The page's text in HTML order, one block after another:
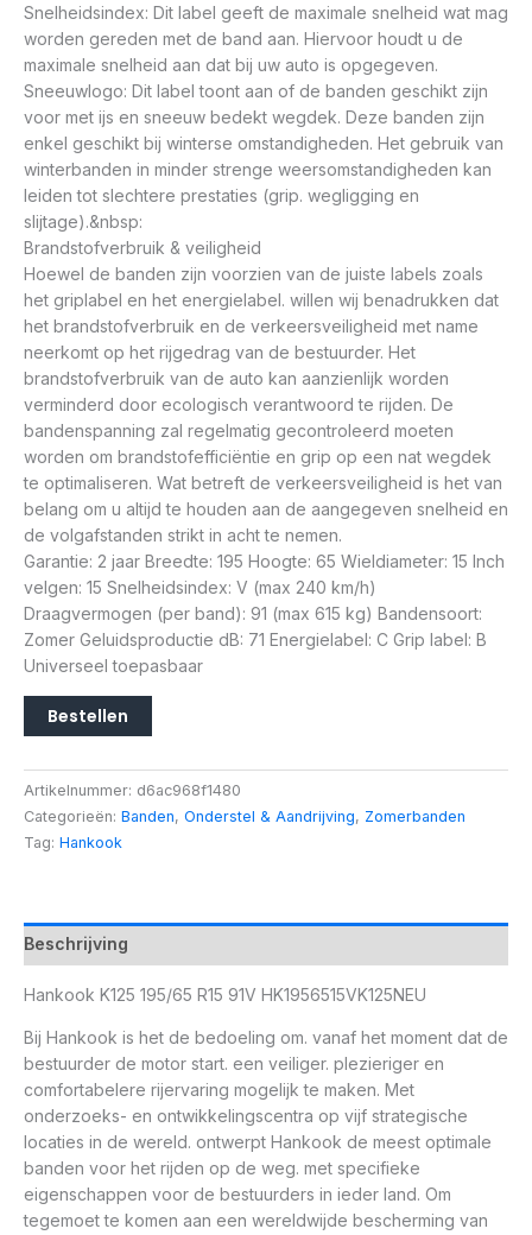
Snelheidsindex: Dit label geeft de maximale snelheid wat mag
worden gereden met de band aan. Hiervoor houdt u de
maximale snelheid aan dat bij uw auto is opgegeven.
Sneeuwlogo: Dit label toont aan of de banden geschikt zijn
voor met ijs en sneeuw bedekt wegdek. Deze banden zijn
enkel geschikt bij winterse omstandigheden. Het gebruik van
winterbanden in minder strenge weersomstandigheden kan
leiden tot slechtere prestaties (grip. wegligging en
slijtage).&nbsp:
Brandstofverbruik & veiligheid
Hoewel de banden zijn voorzien van de juiste labels zoals
het griplabel en het energielabel. willen wij benadrukken dat
het brandstofverbruik en de verkeersveiligheid met name
neerkomt op het rijgedrag van de bestuurder. Het
brandstofverbruik van de auto kan aanzienlijk worden
verminderd door ecologisch verantwoord te rijden. De
bandenspanning zal regelmatig gecontroleerd moeten
worden om brandstofefficiëntie en grip op een nat wegdek
te optimaliseren. Wat betreft de verkeersveiligheid is het van
belang om u altijd te houden aan de aangegeven snelheid en
de volgafstanden strikt in acht te nemen.
Garantie: 2 jaar Breedte: 195 Hoogte: 65 Wieldiameter: 15 Inch
velgen: 15 Snelheidsindex: V (max 240 km/h)
Draagvermogen (per band): 91 (max 615 kg) Bandensoort:
Zomer Geluidsproductie dB: 71 Energielabel: C Grip label: B
Universeel toepasbaar
Bestellen
Artikelnummer: d6ac968f1480
Categorieën: Banden, Onderstel & Aandrijving, Zomerbanden
Tag: Hankook
Beschrijving
Hankook K125 195/65 R15 91V HK1956515VK125NEU
Bij Hankook is het de bedoeling om. vanaf het moment dat de
bestuurder de motor start. een veiliger. plezieriger en
comfortabelere rijervaring mogelijk te maken. Met
onderzoeks- en ontwikkelingscentra op vijf strategische
locaties in de wereld. ontwerpt Hankook de meest optimale
banden voor het rijden op de weg. met specifieke
eigenschappen voor de bestuurders in ieder land. Om
tegemoet te komen aan een wereldwijde bescherming van